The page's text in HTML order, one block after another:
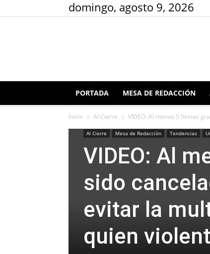
domingo, agosto 9, 2026
PORTADA MESA DE REDACCIÓN
Inicio Al Cierre VIDEO: Al menos 5 fiestas
Al Cierre Mesa de Redacción Tendencias
VIDEO: Al
sido
evitar la
quien